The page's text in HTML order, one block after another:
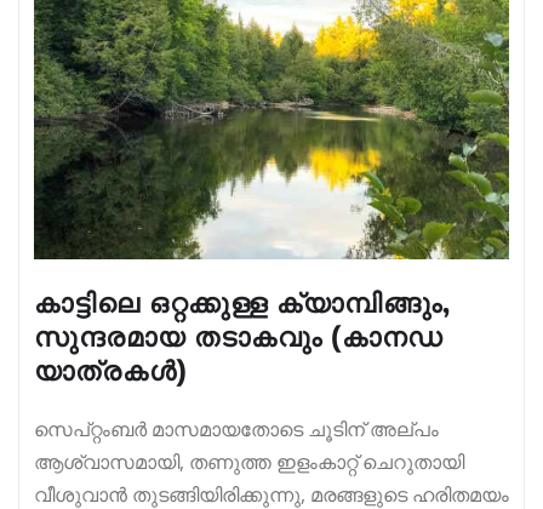
കാട്ടിലെ ഒറ്റക്കുള്ള ക്യാമ്പിങ്ങും,
സുന്ദരമായ തടാകവും (കാനഡ
യാത്രകൾ)
സെപ്‌റ്റംബർ മാസമായതോടെ ചൂടിന് അല്പം
ആശ്വാസമായി, തണുത്ത ഇളംകാറ്റ് ചെറുതായി
വീശുവാൻ തുടങ്ങിയിരിക്കുന്നു, മരങ്ങളുടെ ഹരിതമയം